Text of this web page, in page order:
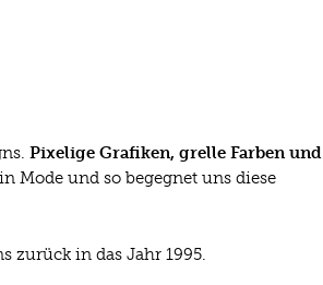
Pixelige Grafiken, grelle Farben und
Mode und so begegnet uns diese
zurück in das Jahr 1995.